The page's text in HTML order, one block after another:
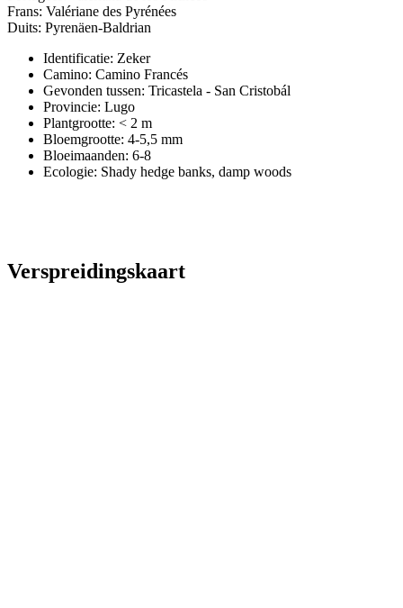
Frans: Valériane des Pyrénées
Duits: Pyrenäen-Baldrian
Identificatie: Zeker
Camino: Camino Francés
Gevonden tussen: Tricastela - San Cristobál
Provincie: Lugo
Plantgrootte: < 2 m
Bloemgrootte: 4-5,5 mm
Bloeimaanden: 6-8
Ecologie: Shady hedge banks, damp woods
Verspreidingskaart